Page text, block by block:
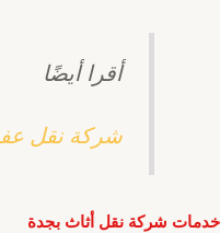
أقرا أيضًا
شركة نقل
خدمات شركة نقل أثاث بجدة